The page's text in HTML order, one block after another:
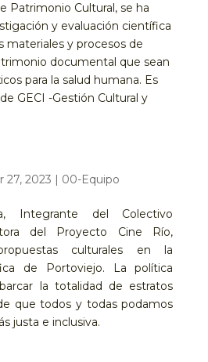
Patrimonio Cultural, se ha
y evaluación científica
materiales y procesos de
documental que sean
para la salud humana. Es
GECI -Gestión Cultural y
27, 2023 | 00-Equipo
Integrante del Colectivo
del Proyecto Cine Río,
culturales en la
de Portoviejo. La política
la totalidad de estratos
que todos y todas podamos
justa e inclusiva.